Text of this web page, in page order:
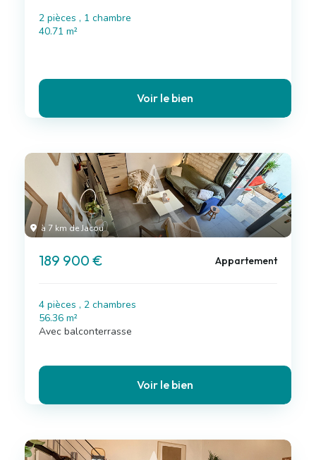
2 pièces , 1 chambre
40.71 m²
Voir le bien
à 7 km de Jacou
189 900 € Appartement
4 pièces , 2 chambres
56.36 m²
Avec balconterrasse
Voir le bien